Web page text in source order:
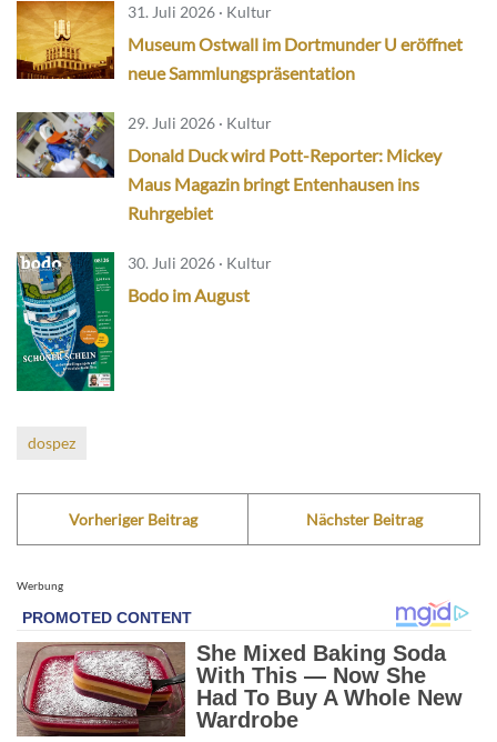
31. Juli 2026 · Kultur
Museum Ostwall im Dortmunder U eröffnet
neue Sammlungspräsentation
29. Juli 2026 · Kultur
Donald Duck wird Pott-Reporter: Mickey
Maus Magazin bringt Entenhausen ins
Ruhrgebiet
30. Juli 2026 · Kultur
Bodo im August
dospez
Vorheriger Beitrag Nächster Beitrag
Werbung